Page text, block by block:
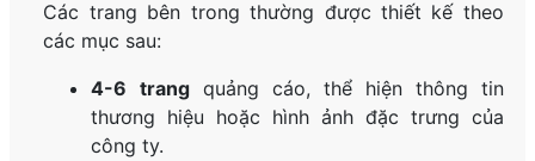
Các trang bên trong thường được thiết kế theo
các mục sau:
4-6 trangquảng cáo, thể hiện thông tin
thương hiệu hoặc hình ảnh đặc trưng của
công ty.